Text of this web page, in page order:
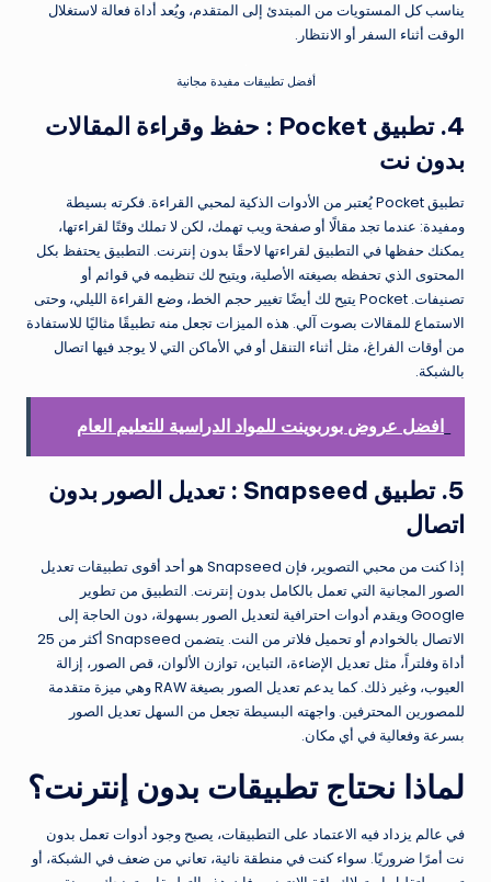
يناسب كل المستويات من المبتدئ إلى المتقدم، ويُعد أداة فعالة لاستغلال
الوقت أثناء السفر أو الانتظار.
أفضل تطبيقات مفيدة مجانية
4. تطبيق Pocket : حفظ وقراءة المقالات
بدون نت
تطبيق Pocket يُعتبر من الأدوات الذكية لمحبي القراءة. فكرته بسيطة
ومفيدة: عندما تجد مقالًا أو صفحة ويب تهمك، لكن لا تملك وقتًا لقراءتها،
يمكنك حفظها في التطبيق لقراءتها لاحقًا بدون إنترنت. التطبيق يحتفظ بكل
المحتوى الذي تحفظه بصيغته الأصلية، ويتيح لك تنظيمه في قوائم أو
تصنيفات. Pocket يتيح لك أيضًا تغيير حجم الخط، وضع القراءة الليلي، وحتى
الاستماع للمقالات بصوت آلي. هذه الميزات تجعل منه تطبيقًا مثاليًا للاستفادة
من أوقات الفراغ، مثل أثناء التنقل أو في الأماكن التي لا يوجد فيها اتصال
بالشبكة.
افضل عروض بوربوينت للمواد الدراسية للتعليم العام
5. تطبيق Snapseed : تعديل الصور بدون
اتصال
إذا كنت من محبي التصوير، فإن Snapseed هو أحد أقوى تطبيقات تعديل
الصور المجانية التي تعمل بالكامل بدون إنترنت. التطبيق من تطوير
Google ويقدم أدوات احترافية لتعديل الصور بسهولة، دون الحاجة إلى
الاتصال بالخوادم أو تحميل فلاتر من النت. يتضمن Snapseed أكثر من 25
أداة وفلتراً، مثل تعديل الإضاءة، التباين، توازن الألوان، قص الصور، إزالة
العيوب، وغير ذلك. كما يدعم تعديل الصور بصيغة RAW وهي ميزة متقدمة
للمصورين المحترفين. واجهته البسيطة تجعل من السهل تعديل الصور
بسرعة وفعالية في أي مكان.
لماذا نحتاج تطبيقات بدون إنترنت؟
في عالم يزداد فيه الاعتماد على التطبيقات، يصبح وجود أدوات تعمل بدون
نت أمرًا ضروريًا. سواء كنت في منطقة نائية، تعاني من ضعف في الشبكة، أو